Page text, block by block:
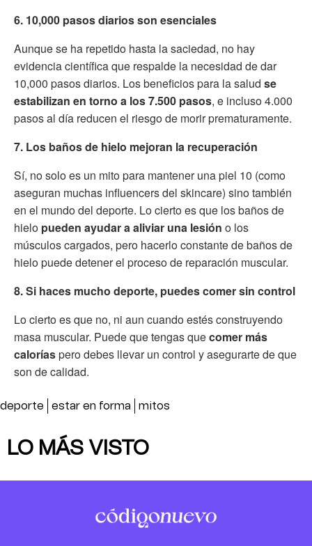
6. 10,000 pasos diarios son esenciales
Aunque se ha repetido hasta la saciedad, no hay
evidencia científica que respalde la necesidad de dar
10,000 pasos diarios. Los beneficios para la salud se
estabilizan en torno a los 7.500 pasos, e incluso 4.000
pasos al día reducen el riesgo de morir prematuramente.
7. Los baños de hielo mejoran la recuperación
Sí, no solo es un mito para mantener una piel 10 (como
aseguran muchas influencers del skincare) sino también
en el mundo del deporte. Lo cierto es que los baños de
hielo pueden ayudar a aliviar una lesión o los
músculos cargados, pero hacerlo constante de baños de
hielo puede detener el proceso de reparación muscular.
8. Si haces mucho deporte, puedes comer sin control
Lo cierto es que no, ni aun cuando estés construyendo
masa muscular. Puede que tengas quecomer más
caloríaspero debes llevar un control y asegurarte de que
son de calidad.
deporte estar en forma mitos
LO MÁS VISTO